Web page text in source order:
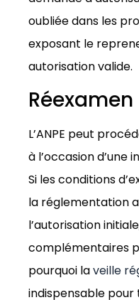
oubliée dans les
exposant le
autorisation valide.
L’ANPE peut
à l’occasion d’une
Si les conditions
la réglementation
l’autorisation
complémentaires
pourquoi laveille
indispensable